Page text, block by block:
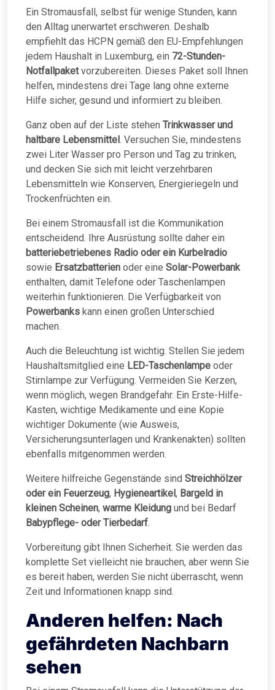
Ein Stromausfall, selbst für wenige Stunden, kann
den Alltag unerwartet erschweren. Deshalb
empfiehlt das HCPN gemäß den EU-Empfehlungen
jedem Haushalt in Luxemburg, ein 72-Stunden-
Notfallpaketvorzubereiten. Dieses Paket soll Ihnen
helfen, mindestens drei Tage lang ohne externe
Hilfe sicher, gesund und informiert zu bleiben.
Ganz oben auf der Liste stehen Trinkwasser und
haltbare Lebensmittel. Versuchen Sie, mindestens
zwei Liter Wasser pro Person und Tag zu trinken,
und decken Sie sich mit leicht verzehrbaren
Lebensmitteln wie Konserven, Energieriegeln und
Trockenfrüchten ein.
Bei einem Stromausfall ist die Kommunikation
entscheidend. Ihre Ausrüstung sollte daher ein
batteriebetriebenes Radio oder ein Kurbelradio
sowie Ersatzbatterien oder eine Solar-Powerbank
enthalten, damit Telefone oder Taschenlampen
weiterhin funktionieren. Die Verfügbarkeit von
Powerbanks kann einen großen Unterschied
machen.
Auch die Beleuchtung ist wichtig. Stellen Sie jedem
Haushaltsmitglied eine LED-Taschenlampe oder
Stirnlampe zur Verfügung. Vermeiden Sie Kerzen,
wenn möglich, wegen Brandgefahr. Ein Erste-Hilfe-
Kasten, wichtige Medikamente und eine Kopie
wichtiger Dokumente (wie Ausweis,
Versicherungsunterlagen und Krankenakten) sollten
ebenfalls mitgenommen werden.
Weitere hilfreiche Gegenstände sind Streichhölzer
oder ein Feuerzeug, Hygieneartikel, Bargeld in
kleinen Scheinen, warme Kleidung und bei Bedarf
Babypflege- oder Tierbedarf.
Vorbereitung gibt Ihnen Sicherheit. Sie werden das
komplette Set vielleicht nie brauchen, aber wenn Sie
es bereit haben, werden Sie nicht überrascht, wenn
Zeit und Informationen knapp sind.
Anderen helfen: Nach
gefährdeten Nachbarn
sehen